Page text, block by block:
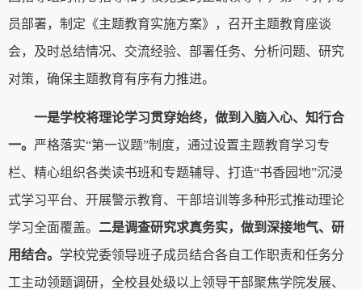
员部署，制定 《主题教育实施方案》，召开主题教育座谈
会，及时总结情况、交流经验、部署任务、分析问题、研究
对策，确保主题教育有序有力推进。
一是学校将理论学习贯穿始终，做到入脑入心、知行合
一。 严格落实“第一议题”制度， 通过设置主题教育学习专
栏、 精心组织各类读书班和专题辅导、 打造“书香园地”沉浸
式学习平台、 开展警示教育、干部培训等多种形式推动理论
学习全面覆盖。 二是调查研究求真务实，做到 深接地气、研
用结合。 学校党委领导班子成员结合各自工作职责和任务分
工主动领题调研， 全校县处级以上领导干部聚焦学院发展、